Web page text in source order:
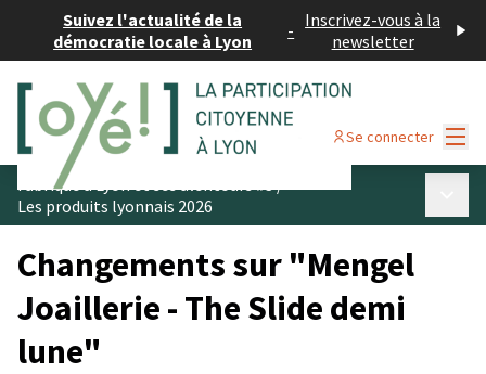
Suivez l'actualité de la
démocratie locale à Lyon
- Inscrivez-vous à la
newsletter
Se connecter
Fabriqué à Lyon et ses alentours #3/
Les produits lyonnais 2026
Changements sur "Mengel
Joaillerie - The Slide demi
lune"